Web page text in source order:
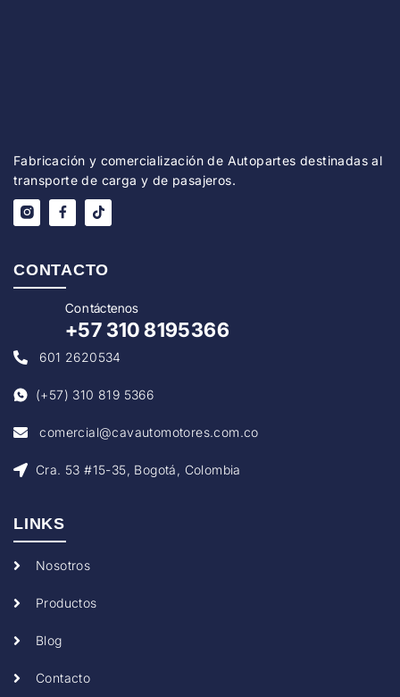
Fabricación y comercialización de Autopartes destinadas al
transporte de carga y de pasajeros.
CONTACTO
Contáctenos
+57 310 8195366
601 2620534
(+57) 310 819 5366
comercial@cavautomotores.com.co
Cra. 53 #15-35, Bogotá, Colombia
LINKS
Nosotros
Productos
Blog
Contacto